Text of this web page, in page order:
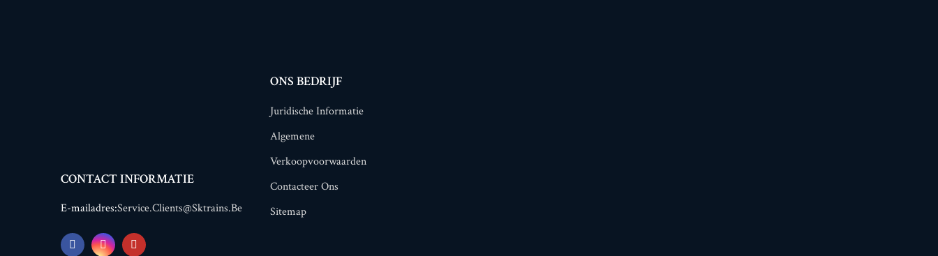
CONTACT INFORMATIE
E-mailadres:Service.clients@sktrains.be
ONS BEDRIJF
Juridische Informatie
Algemene
Verkoopvoorwaarden
Contacteer Ons
Sitemap